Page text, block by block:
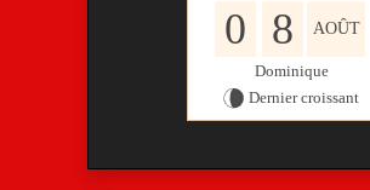
0 8 AOÛT
Dominique
Dernier croissant